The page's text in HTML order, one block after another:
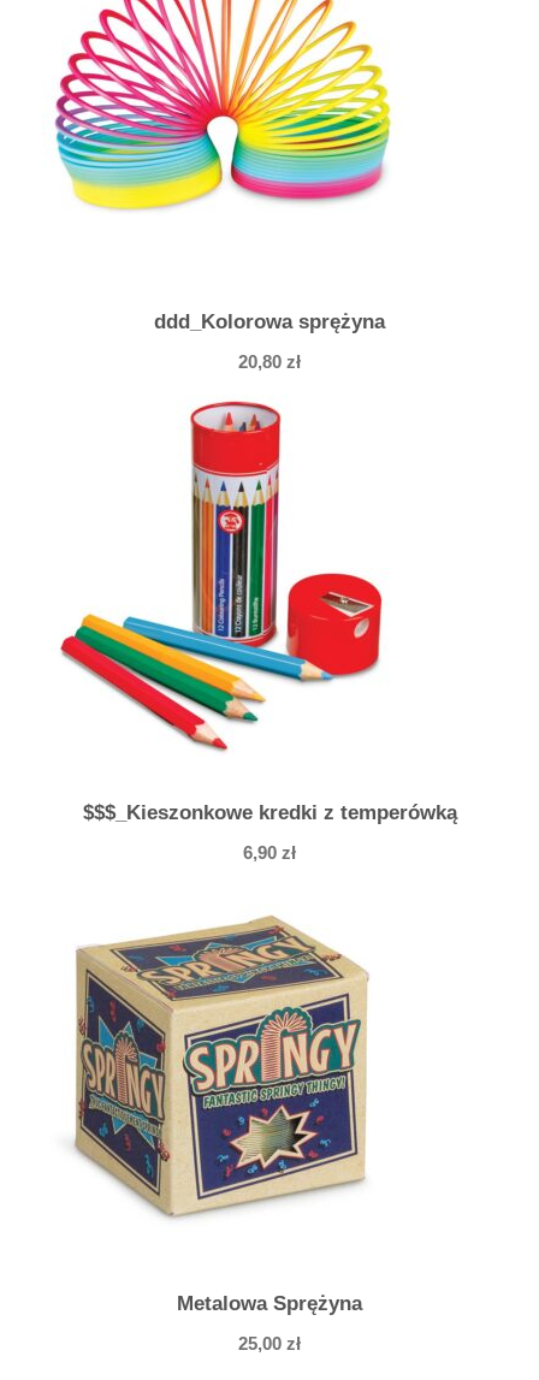
ddd_Kolorowa sprężyna
20,80 zł
$$$_Kieszonkowe kredki z temperówką
6,90 zł
Metalowa Sprężyna
25,00 zł